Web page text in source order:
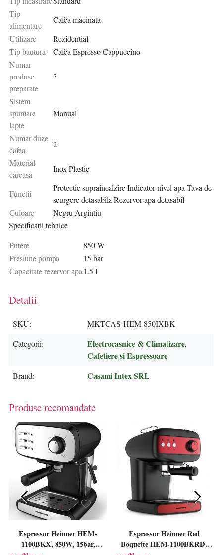
Tip
alimentare
Cafea macinata
Utilizare
Rezidential
Tip bautura
Cafea Espresso Cappuccino
Numar
produse
preparate
3
Sistem
spumare
lapte
Manual
Numar duze
cafea
2
Material
carcasa
Inox Plastic
Functii
Protectie supraincalzire Indicator nivel apa Tava de
scurgere detasabila Rezervor apa detasabil
Culoare
Negru Argintiu
Specificatii tehnice
Putere
850 W
Presiune pompa
15 bar
Capacitate rezervor apa1.5 l
Detalii
SKU
MKTCAS-HEM-850IXBK
Categorii
Electrocasnice & Climatizare,
Cafetiere si Espressoare
Brand Casami Intex SRL
Produse recomandate
Espressor Heinner HEM-
1100BKX, 850W, 15bar,
Espressor Heinner Red
Boquette HEM-1100BKRD,